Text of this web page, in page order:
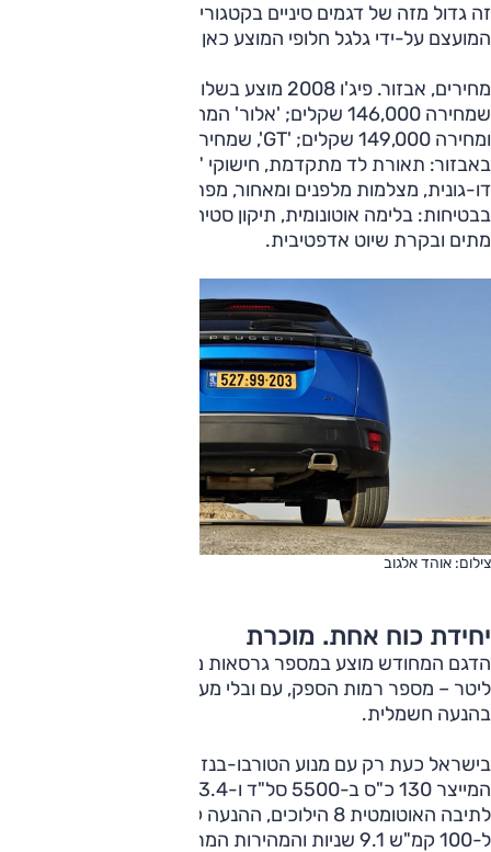
זה גדול מזה של דגמים סיניים בקטגוריה מעל, גם שתיים, עניין
המועצם על-ידי גלגל חלופי המוצע כאן (ולא שם).
מחירים, אבזור. פיג'ו 2008 מוצע בשלוש רמות אבזור: 'אקטיב'
שמחירה 146,000 שקלים; 'אלור' המחליפה את 'פרמיום'
דו-גונית, מצלמות מלפנים ומאחור, מפתח חכם, מחוונים מוקרנים.
בבטיחות: בלימה אוטונומית, תיקון סטיה מנתיב, ניטור שטחים
מתים ובקרת שיוט אדפטיבית.
צילום: אוהד אלגוב
יחידת כוח אחת. מוכרת
ליטר – מספר רמות הספק, עם ובלי מערך היברידי-מתון – גם
בהנעה חשמלית.
לתיבה האוטומטית 8 הילוכים, ההנעה קדמית, משך ההאצה
ל-100 קמ"ש 9.1 שניות והמהירות המרבית 203 קמ"ש.